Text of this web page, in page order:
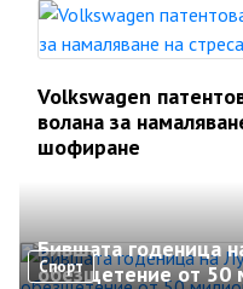
Volkswagen
волана за
шофиране
Спорт
Бившата годеница
обезщетение от 50